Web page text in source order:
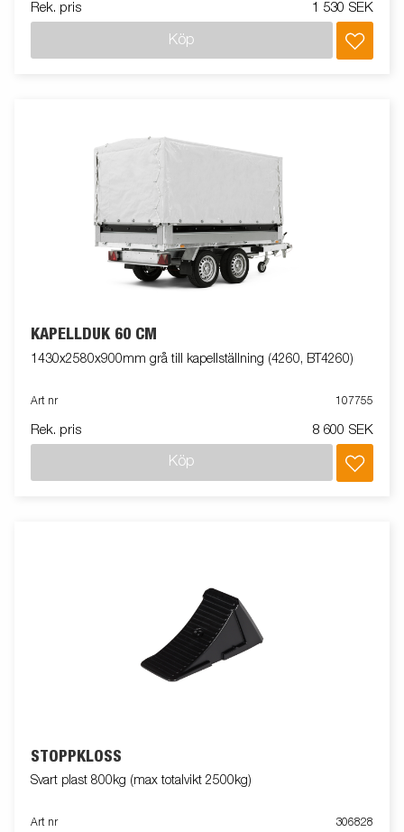
Rek. pris 1 530 SEK
Köp
KAPELLDUK 60 CM
1430x2580x900mm grå till kapellställning (4260, BT4260)
Art nr 107755
Rek. pris 8 600 SEK
Köp
STOPPKLOSS
Svart plast 800kg (max totalvikt 2500kg)
Art nr 306828